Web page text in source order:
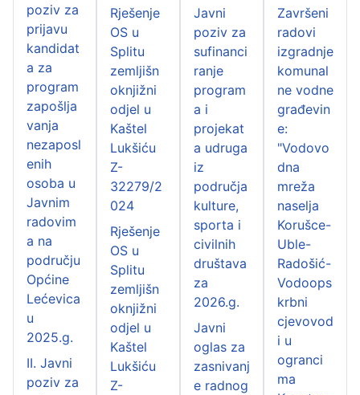
poziv za
prijavu
kandidat
a za
program
zapošlja
vanja
nezaposl
enih
osoba u
Javnim
radovim
a na
području
Općine
Lećevica
u
2025.g.
II. Javni
poziv za
Rješenje
OS u
Splitu
zemljišn
oknjižni
odjel u
Kaštel
Lukšiću
Z-
32279/2
024
Rješenje
OS u
Splitu
zemljišn
oknjižni
odjel u
Kaštel
Lukšiću
Z-
Javni
poziv za
sufinanci
ranje
program
a i
projekat
a udruga
iz
područja
kulture,
sporta i
civilnih
društava
za
2026.g.
Javni
oglas za
zasnivanj
e radnog
Završeni
radovi
izgradnje
komunal
ne vodne
građevin
e:
"Vodovo
dna
mreža
naselja
Korušce-
Uble-
Radošić-
Vodoops
krbni
cjevovod
i u
ogranci
ma